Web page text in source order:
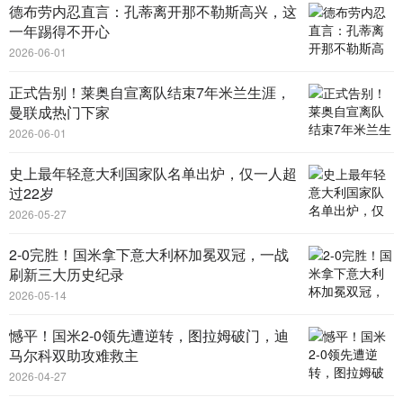
德布劳内忍直言：孔蒂离开那不勒斯高兴，这
一年踢得不开心
2026-06-01
正式告别！莱奥自宣离队结束7年米兰生涯，
曼联成热门下家
2026-06-01
史上最年轻意大利国家队名单出炉，仅一人超
过22岁
2026-05-27
2-0完胜！国米拿下意大利杯加冕双冠，一战
刷新三大历史纪录
2026-05-14
憾平！国米2-0领先遭逆转，图拉姆破门，迪
马尔科双助攻难救主
2026-04-27